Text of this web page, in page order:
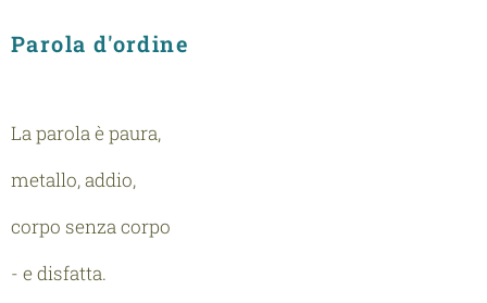
Parola d'ordine
La parola è paura,
metallo, addio,
corpo senza corpo
- e disfatta.